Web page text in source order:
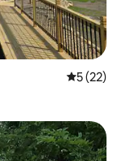
Ukadiriaji
5 (22)